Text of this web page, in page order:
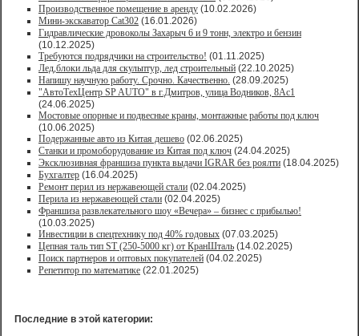
Производственное помещение в аренду (10.02.2026)
Мини-экскаватор Cat302 (16.01.2026)
Гидравлические дровоколы Захарыч 6 и 9 тонн, электро и бензин
(10.12.2025)
Требуются подрядчики на строительство! (01.11.2025)
Лед,блоки льда для скульптур, лед строительный (22.10.2025)
Напишу научную работу. Срочно. Качественно. (28.09.2025)
"АвтоТехЦентр SP AUTO" в г.Дмитров, улица Водников, 8Ас1
(24.06.2025)
Мостовые опорные и подвесные краны, монтажные работы под ключ
(10.06.2025)
Подержанные авто из Китая дешево (02.06.2025)
Станки и промоборудование из Китая под ключ (24.04.2025)
Эксклюзивная франшиза пункта выдачи IGRAR без роялти (18.04.2025)
Бухгалтер (16.04.2025)
Ремонт перил из нержавеющей стали (02.04.2025)
Перила из нержавеющей стали (02.04.2025)
Франшиза развлекательного шоу «Вечера» – бизнес с прибылью!
(10.03.2025)
Инвестиции в спецтехнику под 40% годовых (07.03.2025)
Цепная таль тип ST (250-5000 кг) от КранШталь (14.02.2025)
Поиск партнеров и оптовых покупателей (04.02.2025)
Репетитор по математике (22.01.2025)
Последние в этой категории: